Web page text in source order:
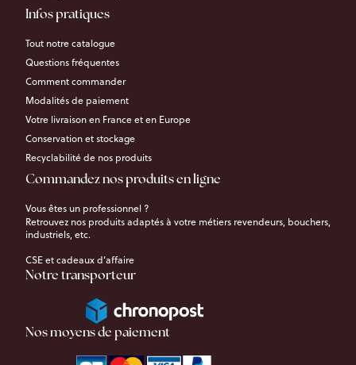
Infos pratiques
Tout notre catalogue
Questions fréquentes
Comment commander
Modalités de paiement
Votre livraison en France et en Europe
Conservation et stockage
Recyclabilité de nos produits
Commandez nos produits en ligne
Vous êtes un professionnel ?
Retrouvez nos produits adaptés à votre métiers revendeurs, bouchers,
industriels, etc.
CSE et cadeaux d’affaire
Notre transporteur
Nos moyens de paiement